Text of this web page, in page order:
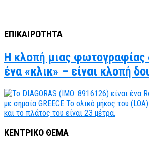
ΕΠΙΚΑΙΡΟΤΗΤΑ
Η κλοπή μιας φωτογραφίας
ένα «κλικ» – είναι κλοπή
ΚΕΝΤΡΙΚΟ ΘΕΜΑ